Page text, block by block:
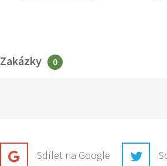
Zakázky 0
Sdílet na Google